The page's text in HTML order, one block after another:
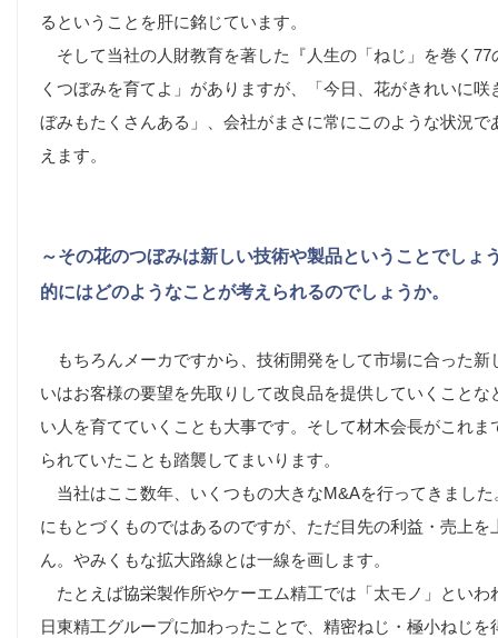
るということを肝に銘じています。
そして当社の人財教育を著した『人生の「ねじ」を巻く77
くつぼみを育てよ」がありますが、「今日、花がきれいに
ぼみもたくさんある」、会社がまさに常にこのような状況
えます。
～その花のつぼみは新しい技術や製品ということでしょ
的にはどのようなことが考えられるのでしょうか。
もちろんメーカですから、技術開発をして市場に合った新
いはお客様の要望を先取りして改良品を提供していくこと
い人を育てていくことも大事です。そして材木会長がこれ
られていたことも踏襲してまいります。
当社はここ数年、いくつもの大きなM&Aを行ってきまし
にもとづくものではあるのですが、ただ目先の利益・売上
ん。やみくもな拡大路線とは一線を画します。
たとえば協栄製作所やケーエム精工では「太モノ」といわ
日東精工グループに加わったことで、精密ねじ・極小ねじ